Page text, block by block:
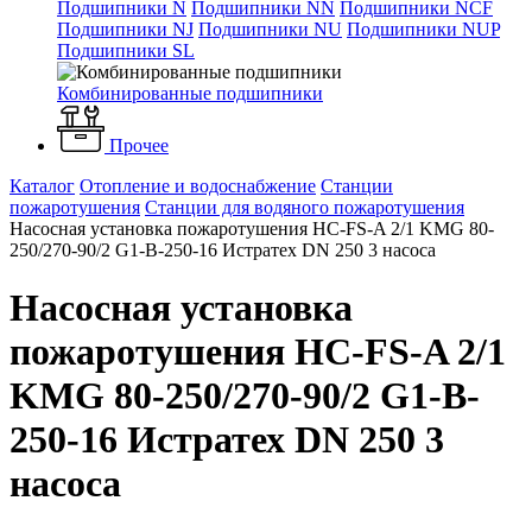
Подшипники N Подшипники NN Подшипники NCF
Подшипники NJ Подшипники NU Подшипники NUP
Подшипники SL
Комбинированные подшипники
Прочее
Каталог Отопление и водоснабжение Станции
пожаротушения Станции для водяного пожаротушения
Насосная установка пожаротушения HC-FS-A 2/1 KMG 80-
250/270-90/2 G1-B-250-16 Истратех DN 250 3 насоса
Насосная установка
пожаротушения HC-FS-A 2/1
KMG 80-250/270-90/2 G1-B-
250-16 Истратех DN 250 3
насоса